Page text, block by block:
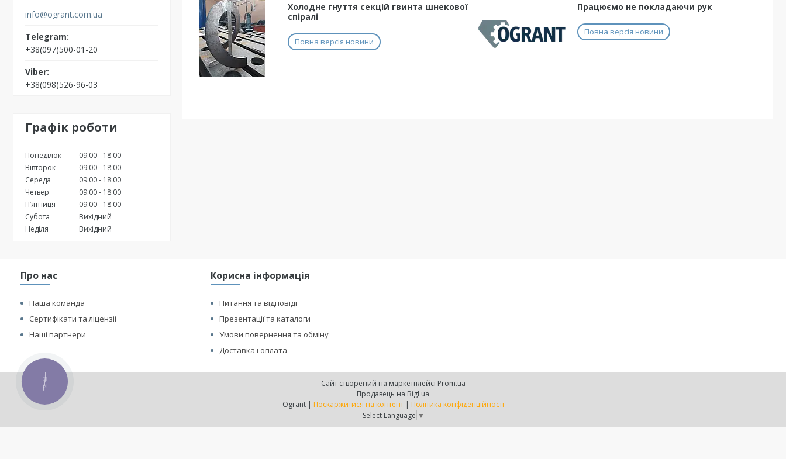
info@ogrant.com.ua
+38(097)500-01-20
+38(098)526-96-03
Графік роботи
Понеділок 09:00
18:00
Вівторок
09:00
18:00
Середа
09:00
18:00
Четвер
09:00
18:00
Пʼятниця
09:00
18:00
Субота
Вихідний
Неділя
Вихідний
Холодне гнуття секцій гвинта шнекової
спіралі
Повна версія новини
Працюємо не покладаючи рук
Повна версія новини
Про нас
Наша команда
Сертифікати та ліцензіі
Наші партнери
Корисна інформація
Питання та відповіді
Презентації та каталоги
Умови повернення та обміну
Доставка і оплата
Сайт створений на маркетплейсі Prom.ua
Продавець на Bigl.ua
Ogrant | Поскаржитися на контент | Політика конфіденційності
Select Language ▼
КНОПКА
ЗВ'ЯЗКУ